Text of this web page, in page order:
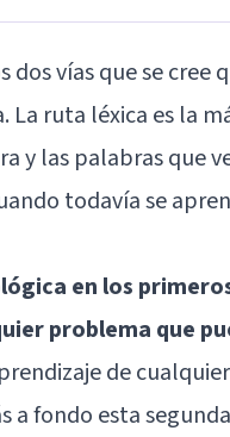
vías que se cree
ruta léxica es la
y las palabras que
todavía se
en los
problema que
de
a fondo esta